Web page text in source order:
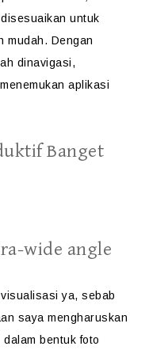
untuk
mudah. Dengan
dinavigasi,
aplikasi
Banget
wide angle
ya, sebab
saya mengharuskan
bentuk foto